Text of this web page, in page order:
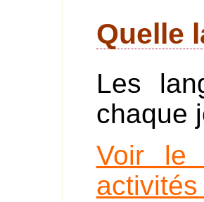
Quelle
Les
chaque
Voir le
activités